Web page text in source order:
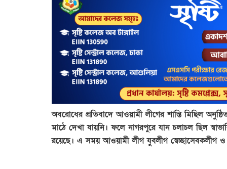
অবরোধের প্রতিবাদে আওয়ামী লীগের শান্তি মিছিল
মাঠে দেখা যায়নি। ফলে নাগরপুরে যান চলাচল ছিল
রয়েছে। এ সময় আওয়ামী লীগ যুবলীগ স্বেচ্ছাসেবকলীগ ও